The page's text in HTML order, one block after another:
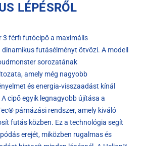
LÉPÉSRŐL
3 férfi futócipő a maximális
futásélményt ötvözi. A modell
sorozatának
amely még nagyobb
és energia-visszaadást kínál
cipő egyik legnagyobb újítása a
párnázási rendszer, amely kiváló
futás közben. Ez a technológia segít
erejét, miközben rugalmas és